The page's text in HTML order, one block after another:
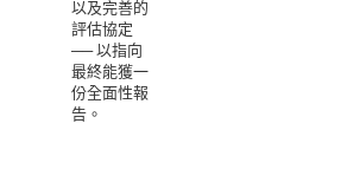
以及完善的
評估協定
── 以指向
最終能獲一
份全面性報
告。